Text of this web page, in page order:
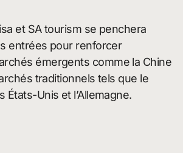
et SA tourism se penchera
entrées pour renforcer
émergents comme la Chine
traditionnels tels que le
États-Unis et l’Allemagne.